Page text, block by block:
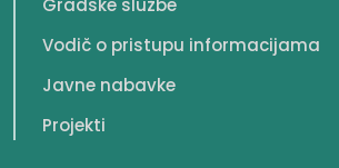
Gradske službe
Vodič o pristupu informacijama
Javne nabavke
Projekti